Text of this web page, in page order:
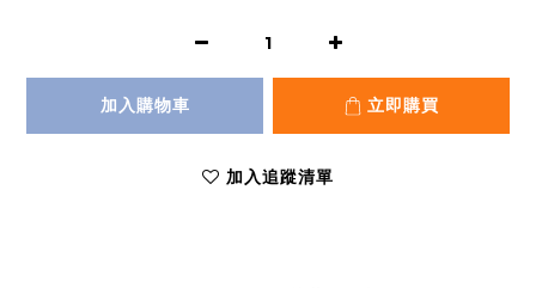
加入購物車 立即購買
加入追蹤清單